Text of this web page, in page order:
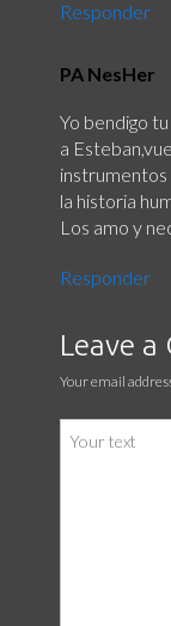
Responder
PA NesHer
Yo bendigo
a
la historia
Los amo y
Responder
Leave
Your email